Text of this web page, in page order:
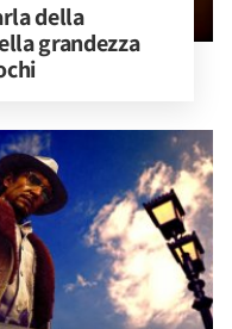
della
grandezza